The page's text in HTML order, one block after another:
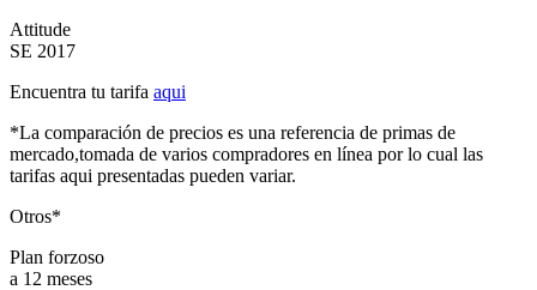
Attitude
SE 2017
Encuentra tu tarifa aqui
*La comparación de precios es una referencia de primas de
mercado,tomada de varios compradores en línea por lo cual las
tarifas aqui presentadas pueden variar.
Otros*
Plan forzoso
a 12 meses